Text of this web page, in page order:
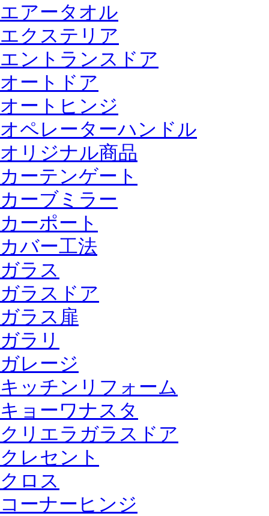
エアータオル
エクステリア
エントランスドア
オートドア
オートヒンジ
オペレーターハンドル
オリジナル商品
カーテンゲート
カーブミラー
カーポート
カバー工法
ガラス
ガラスドア
ガラス扉
ガラリ
ガレージ
キッチンリフォーム
キョーワナスタ
クリエラガラスドア
クレセント
クロス
コーナーヒンジ